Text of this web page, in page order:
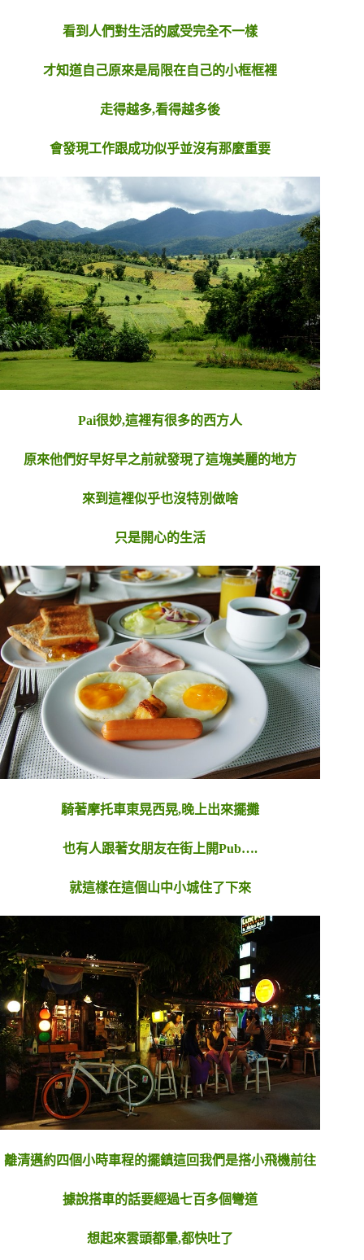
看到人們對生活的感受完全不一樣
才知道自己原來是局限在自己的小框框裡
走得越多,看得越多後
會發現工作跟成功似乎並沒有那麼重要
Pai很妙,這裡有很多的西方人
原來他們好早好早之前就發現了這塊美麗的地方
來到這裡似乎也沒特別做啥
只是開心的生活
騎著摩托車東晃西晃,晚上出來擺攤
也有人跟著女朋友在街上開Pub….
就這樣在這個山中小城住了下來
離清邁約四個小時車程的擺鎮這回我們是搭小飛機前往
據說搭車的話要經過七百多個彎道
想起來雲頭都暈,都快吐了